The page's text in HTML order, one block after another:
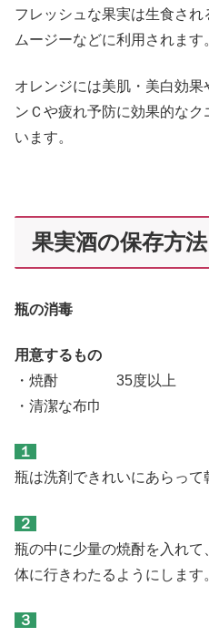
フレッシュな果実は生食さ
ムージーなどに利用されます
オレンジには美肌・美白効果
ンＣや疲れ予防に効果的な
います。
果実酒の保存方法
瓶の消毒
用意するもの
・焼酎 35度以上
・清潔な布巾
１
瓶は洗剤できれいにあらって
２
瓶の中に少量の焼酎を入れ
体に行きわたるようにします
３